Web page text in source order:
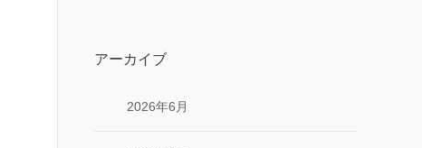
アーカイブ
2026年6月